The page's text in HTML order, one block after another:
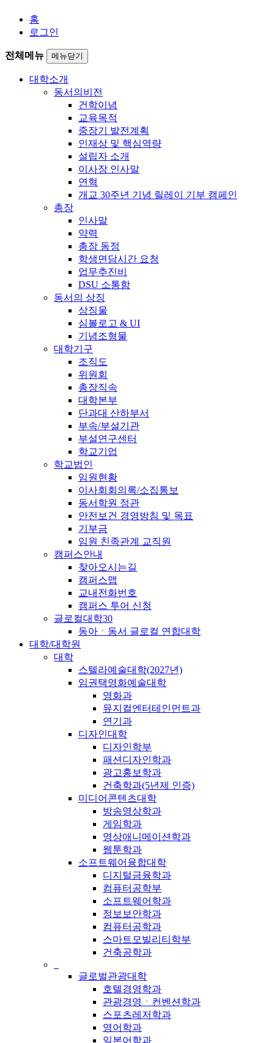
홈
로그인
전체메뉴 메뉴닫기
대학소개
동서의비전
건학이념
교육목적
중장기 발전계획
인재상 및 핵심역량
설립자 소개
이사장 인사말
연혁
개교 30주년 기념 릴레이 기부 캠페인
총장
인사말
약력
총장 동정
학생면담시간 요청
업무추진비
DSU 소통함
동서의 상징
상징물
심볼로고 & UI
기념조형물
대학기구
조직도
위원회
총장직속
대학본부
단과대 산하부서
부속/부설기관
부설연구센터
학교기업
학교법인
임원현황
이사회회의록/소집통보
동서학원 정관
안전보건 경영방침 및 목표
기부금
임원 친족관계 교직원
캠퍼스안내
찾아오시는길
캠퍼스맵
교내전화번호
캠퍼스 투어 신청
글로컬대학30
동아ㆍ동서 글로컬 연합대학
대학/대학원
대학
스텔라예술대학(2027년)
임권택영화예술대학
영화과
뮤지컬엔터테인먼트과
연기과
디자인대학
디자인학부
패션디자인학과
광고홍보학과
건축학과(5년제 인증)
미디어콘텐츠대학
방송영상학과
게임학과
영상애니메이션학과
웹툰학과
소프트웨어융합대학
디지털금융학과
컴퓨터공학부
소프트웨어학과
정보보안학과
컴퓨터공학과
스마트모빌리티학부
건축공학과
글로벌관광대학
호텔경영학과
관광경영ㆍ컨벤션학과
스포츠레저학과
영어학과
일본어학과